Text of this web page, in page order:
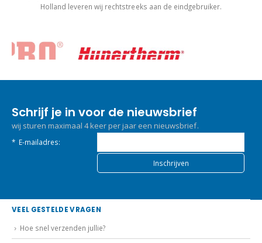
Holland leveren wij rechtstreeks aan de eindgebruiker.
Schrijf je in voor de nieuwsbrief
wij sturen maximaal 4 keer per jaar een nieuwsbrief.
* E-mailadres:
VEEL GESTELDE VRAGEN
Hoe snel verzenden jullie?